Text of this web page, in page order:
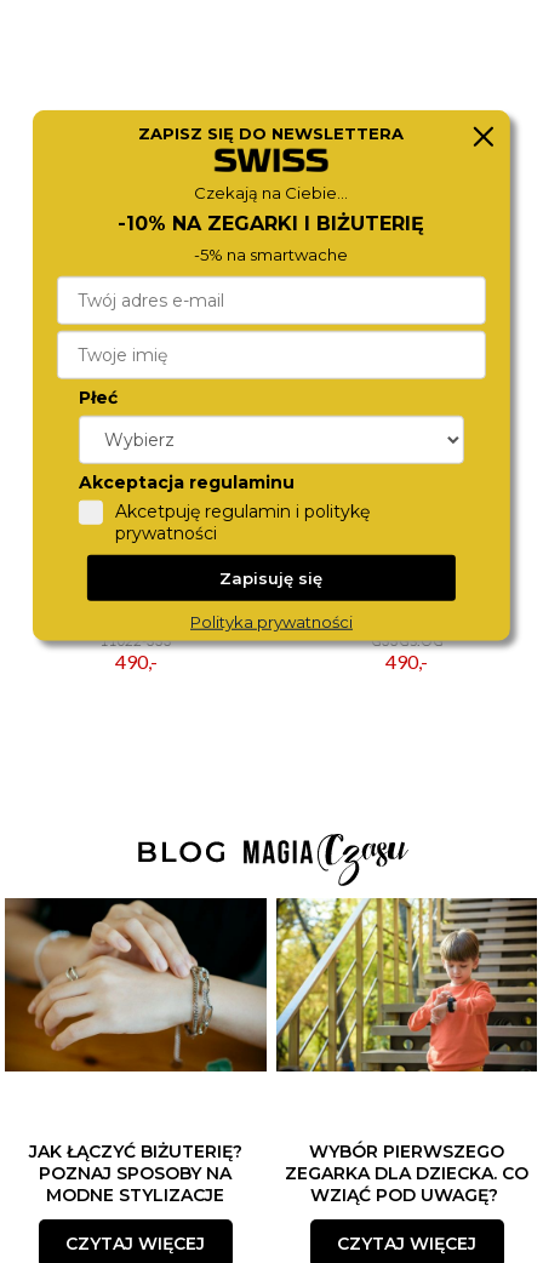
SMGMG-S06
450,-
11022-334
11022-333
490,-
G33GS.OG
490,-
JAK ŁĄCZYĆ BIŻUTERIĘ?
POZNAJ SPOSOBY NA
MODNE STYLIZACJE
CZYTAJ WIĘCEJ
WYBÓR PIERWSZEGO
ZEGARKA DLA DZIECKA. CO
WZIĄĆ POD UWAGĘ?
CZYTAJ WIĘCEJ
ZAPISZ SIĘ DO NEWSLETTERA
Czekają na Ciebie...
-10% NA ZEGARKI I BIŻUTERIĘ
-5% na smartwache
Płeć
Akceptacja regulaminu
Akcetpuję regulamin i politykę
prywatności
Zapisuję się
Polityka prywatności